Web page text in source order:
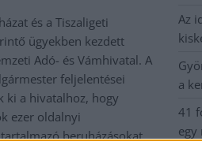
és a Tiszaligeti
ügyekben kezdett
Adó- és Vámhivatal. A
feljelentései
ki a hivatalhoz, hogy
ezer oldalnyi
beruházásokat.
Az
a
41
egy